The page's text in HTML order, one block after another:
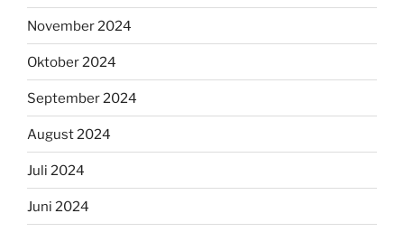
November 2024
Oktober 2024
September 2024
August 2024
Juli 2024
Juni 2024